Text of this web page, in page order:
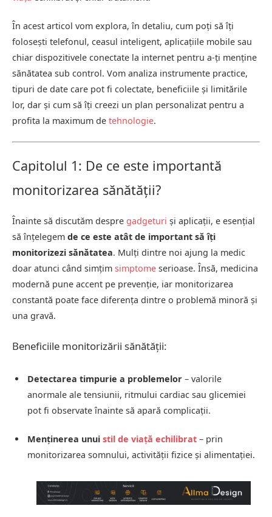
În acest articol vom explora, în detaliu, cum poți să îți
folosești telefonul, ceasul inteligent, aplicațiile mobile sau
chiar dispozitivele conectate la internet pentru a-ți menține
sănătatea sub control. Vom analiza instrumente practice,
tipuri de date care pot fi colectate, beneficiile și limitările
lor, dar și cum să îți creezi un plan personalizat pentru a
profita la maximum de tehnologie.
Capitolul 1: De ce este importantă
monitorizarea sănătății?
Înainte să discutăm despre gadgeturi și aplicații, e esențial
să înțelegem de ce este atât de important să îți
monitorizezi sănătatea. Mulți dintre noi ajung la medic
doar atunci când simțim simptome serioase. Însă, medicina
modernă pune accent pe prevenție, iar monitorizarea
constantă poate face diferența dintre o problemă minoră și
una gravă.
Beneficiile monitorizării sănătății:
Detectarea timpurie a problemelor – valorile
anormale ale tensiunii, ritmului cardiac sau glicemiei
pot fi observate înainte să apară complicații.
Menținerea unui stil de viață echilibrat – prin
monitorizarea somnului, activității fizice și alimentației.